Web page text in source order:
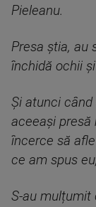
Pieleanu.
Presa știa, au
închidă ochii
Și atunci când
aceeași presă
încerce să
ce am spus
S-au mulțumit